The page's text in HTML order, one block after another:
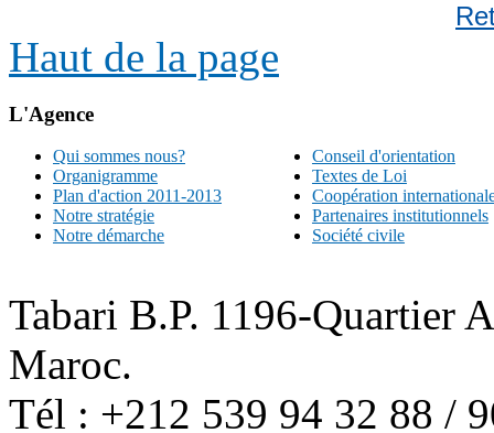
Haut de la page
L'Agence
Qui sommes nous?
Organigramme
Plan d'action 2011-2013
Notre stratégie
Notre démarche
Conseil d'orientation
Textes de Loi
Coopération
Partenaires institutionnels
Société civile
Tabari B.P. 1196-Quartier
Maroc.
Tél : +212 539 94 32 88 /